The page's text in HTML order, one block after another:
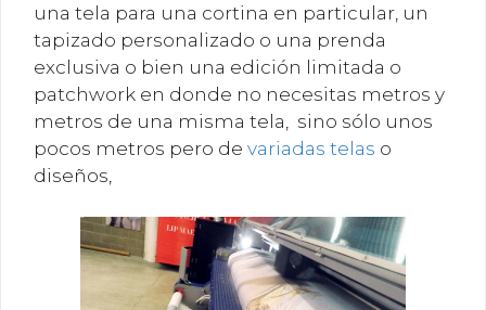
una tela para una cortina en particular, un
tapizado personalizado o una prenda
exclusiva o bien una edición limitada o
patchwork en donde no necesitas metros y
metros de una misma tela, sino sólo unos
pocos metros pero de variadas telas o
diseños,